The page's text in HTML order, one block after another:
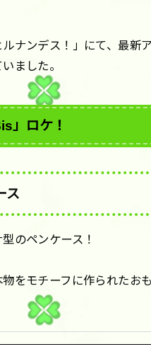
ルナンデス！」にて、最新
ました。
」ロケ！
ス
のペンケース！
をモチーフに作られたお